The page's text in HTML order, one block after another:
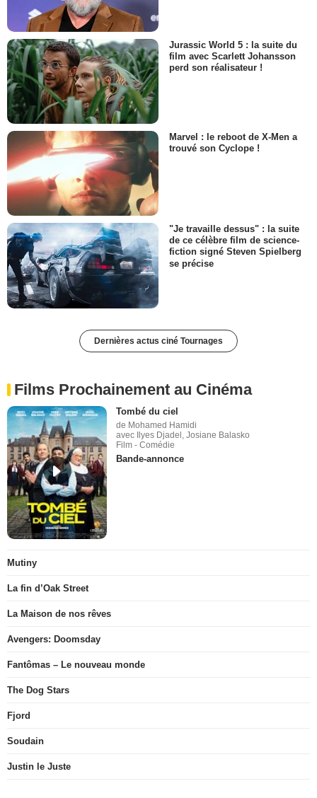
Jurassic World 5 : la suite du
film avec Scarlett Johansson
perd son réalisateur !
Marvel : le reboot de X-Men a
trouvé son Cyclope !
"Je travaille dessus" : la suite
de ce célèbre film de science-
fiction signé Steven Spielberg
se précise
Dernières actus ciné Tournages
Films Prochainement au Cinéma
Tombé du ciel
de Mohamed Hamidi
avec Ilyes Djadel, Josiane Balasko
Film - Comédie
Bande-annonce
Mutiny
La fin d’Oak Street
La Maison de nos rêves
Avengers: Doomsday
Fantômas – Le nouveau monde
The Dog Stars
Fjord
Soudain
Justin le Juste